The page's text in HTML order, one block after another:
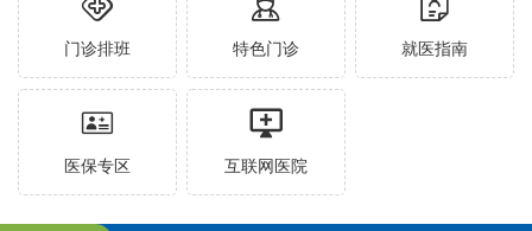
门诊排班 特色门诊 就医指南
医保专区 互联网医院